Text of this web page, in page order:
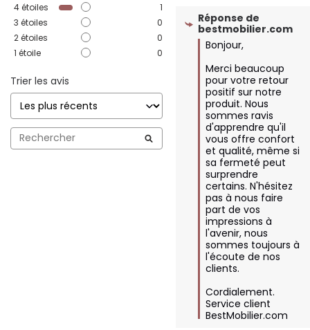
4étoiles
1
3 étoiles
0
2étoiles
0
1 étoile 0
Trier les avis
Réponse de
bestmobilier.com
Bonjour,
Merci beaucoup
pour votre retour
positif sur notre
produit. Nous
sommes ravis
d'apprendre qu'il
vous offre confort
et qualité, même si
sa fermeté peut
surprendre
certains. N'hésitez
pas à nous faire
part de vos
impressions à
l'avenir, nous
sommes toujours à
l'écoute de nos
clients.
Cordialement.
Service client
BestMobilier.com